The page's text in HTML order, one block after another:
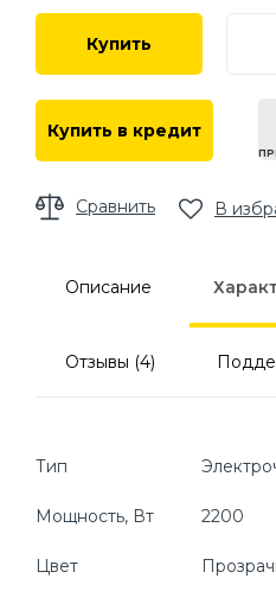
Купить
Купить в кредит
Сравнить В
Описание
Отзывы (4)
Тип
Мощность, Вт 2200
Цвет